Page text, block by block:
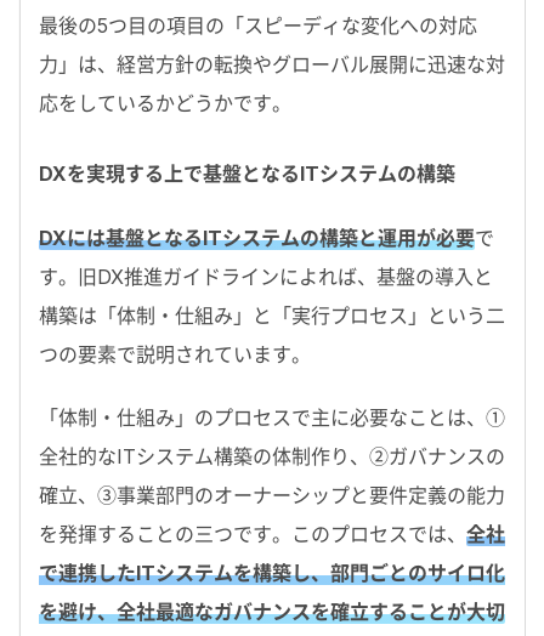
最後の5つ目の項目の「スピーディな変化への対応
力」は、経営方針の転換やグローバル展開に迅速な対
応をしているかどうかです。
DXを実現する上で基盤となるITシステムの構築
DXには基盤となるITシステムの構築と運用が必要で
す。旧DX推進ガイドラインによれば、基盤の導入と
構築は「体制・仕組み」と「実行プロセス」という二
つの要素で説明されています。
「体制・仕組み」のプロセスで主に必要なことは、①
全社的なITシステム構築の体制作り、②ガバナンスの
確立、③事業部門のオーナーシップと要件定義の能力
を発揮することの三つです。このプロセスでは、 全社
で連携したITシステムを構築し、部門ごとのサイロ化
を避け、全社最適なガバナンスを確立することが大切